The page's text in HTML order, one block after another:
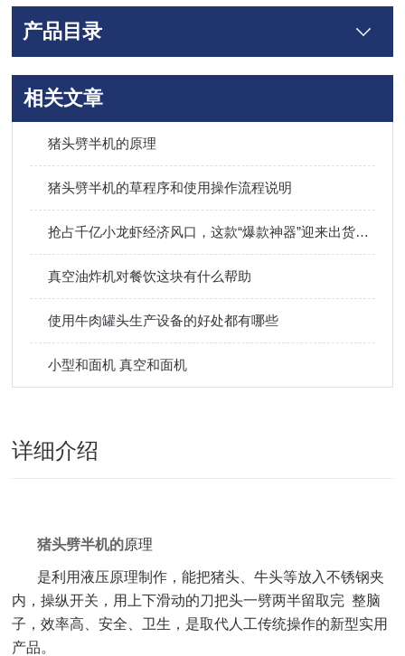
产品目录
相关文章
猪头劈半机的原理
猪头劈半机的草程序和使用操作流程说明
抢占千亿小龙虾经济风口，这款“爆款神器”迎来出货旺季
真空油炸机对餐饮这块有什么帮助
使用牛肉罐头生产设备的好处都有哪些
小型和面机 真空和面机
详细介绍
猪头劈半机的原理
是利用液压原理制作，能把猪头、牛头等放入不锈钢夹
内，操纵开关，用上下滑动的刀把头一劈两半留取完 整脑
子，效率高、安全、卫生，是取代人工传统操作的新型实用
产品。